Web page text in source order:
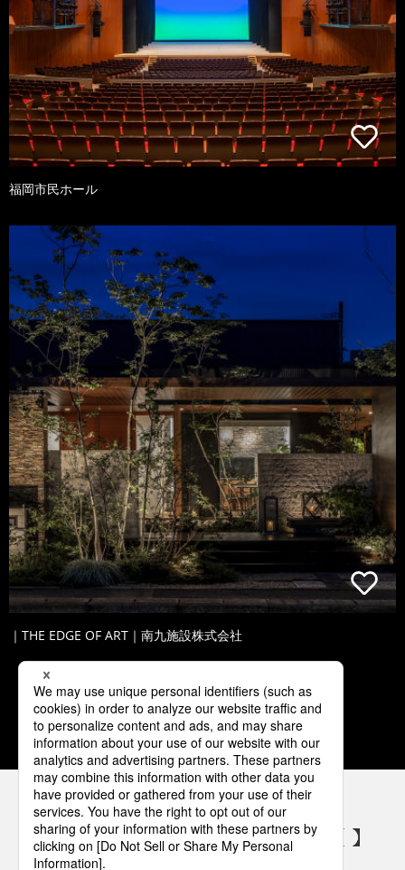
福岡市民ホール
｜THE EDGE OF ART｜南九施設株式会社
1 2 3 4 5
パナソニックの電気設備 SNSアカウント